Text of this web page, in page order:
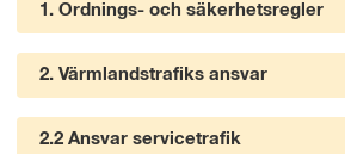
1. Ordnings- och säkerhetsregler
2. Värmlandstrafiks ansvar
2.2 Ansvar servicetrafik